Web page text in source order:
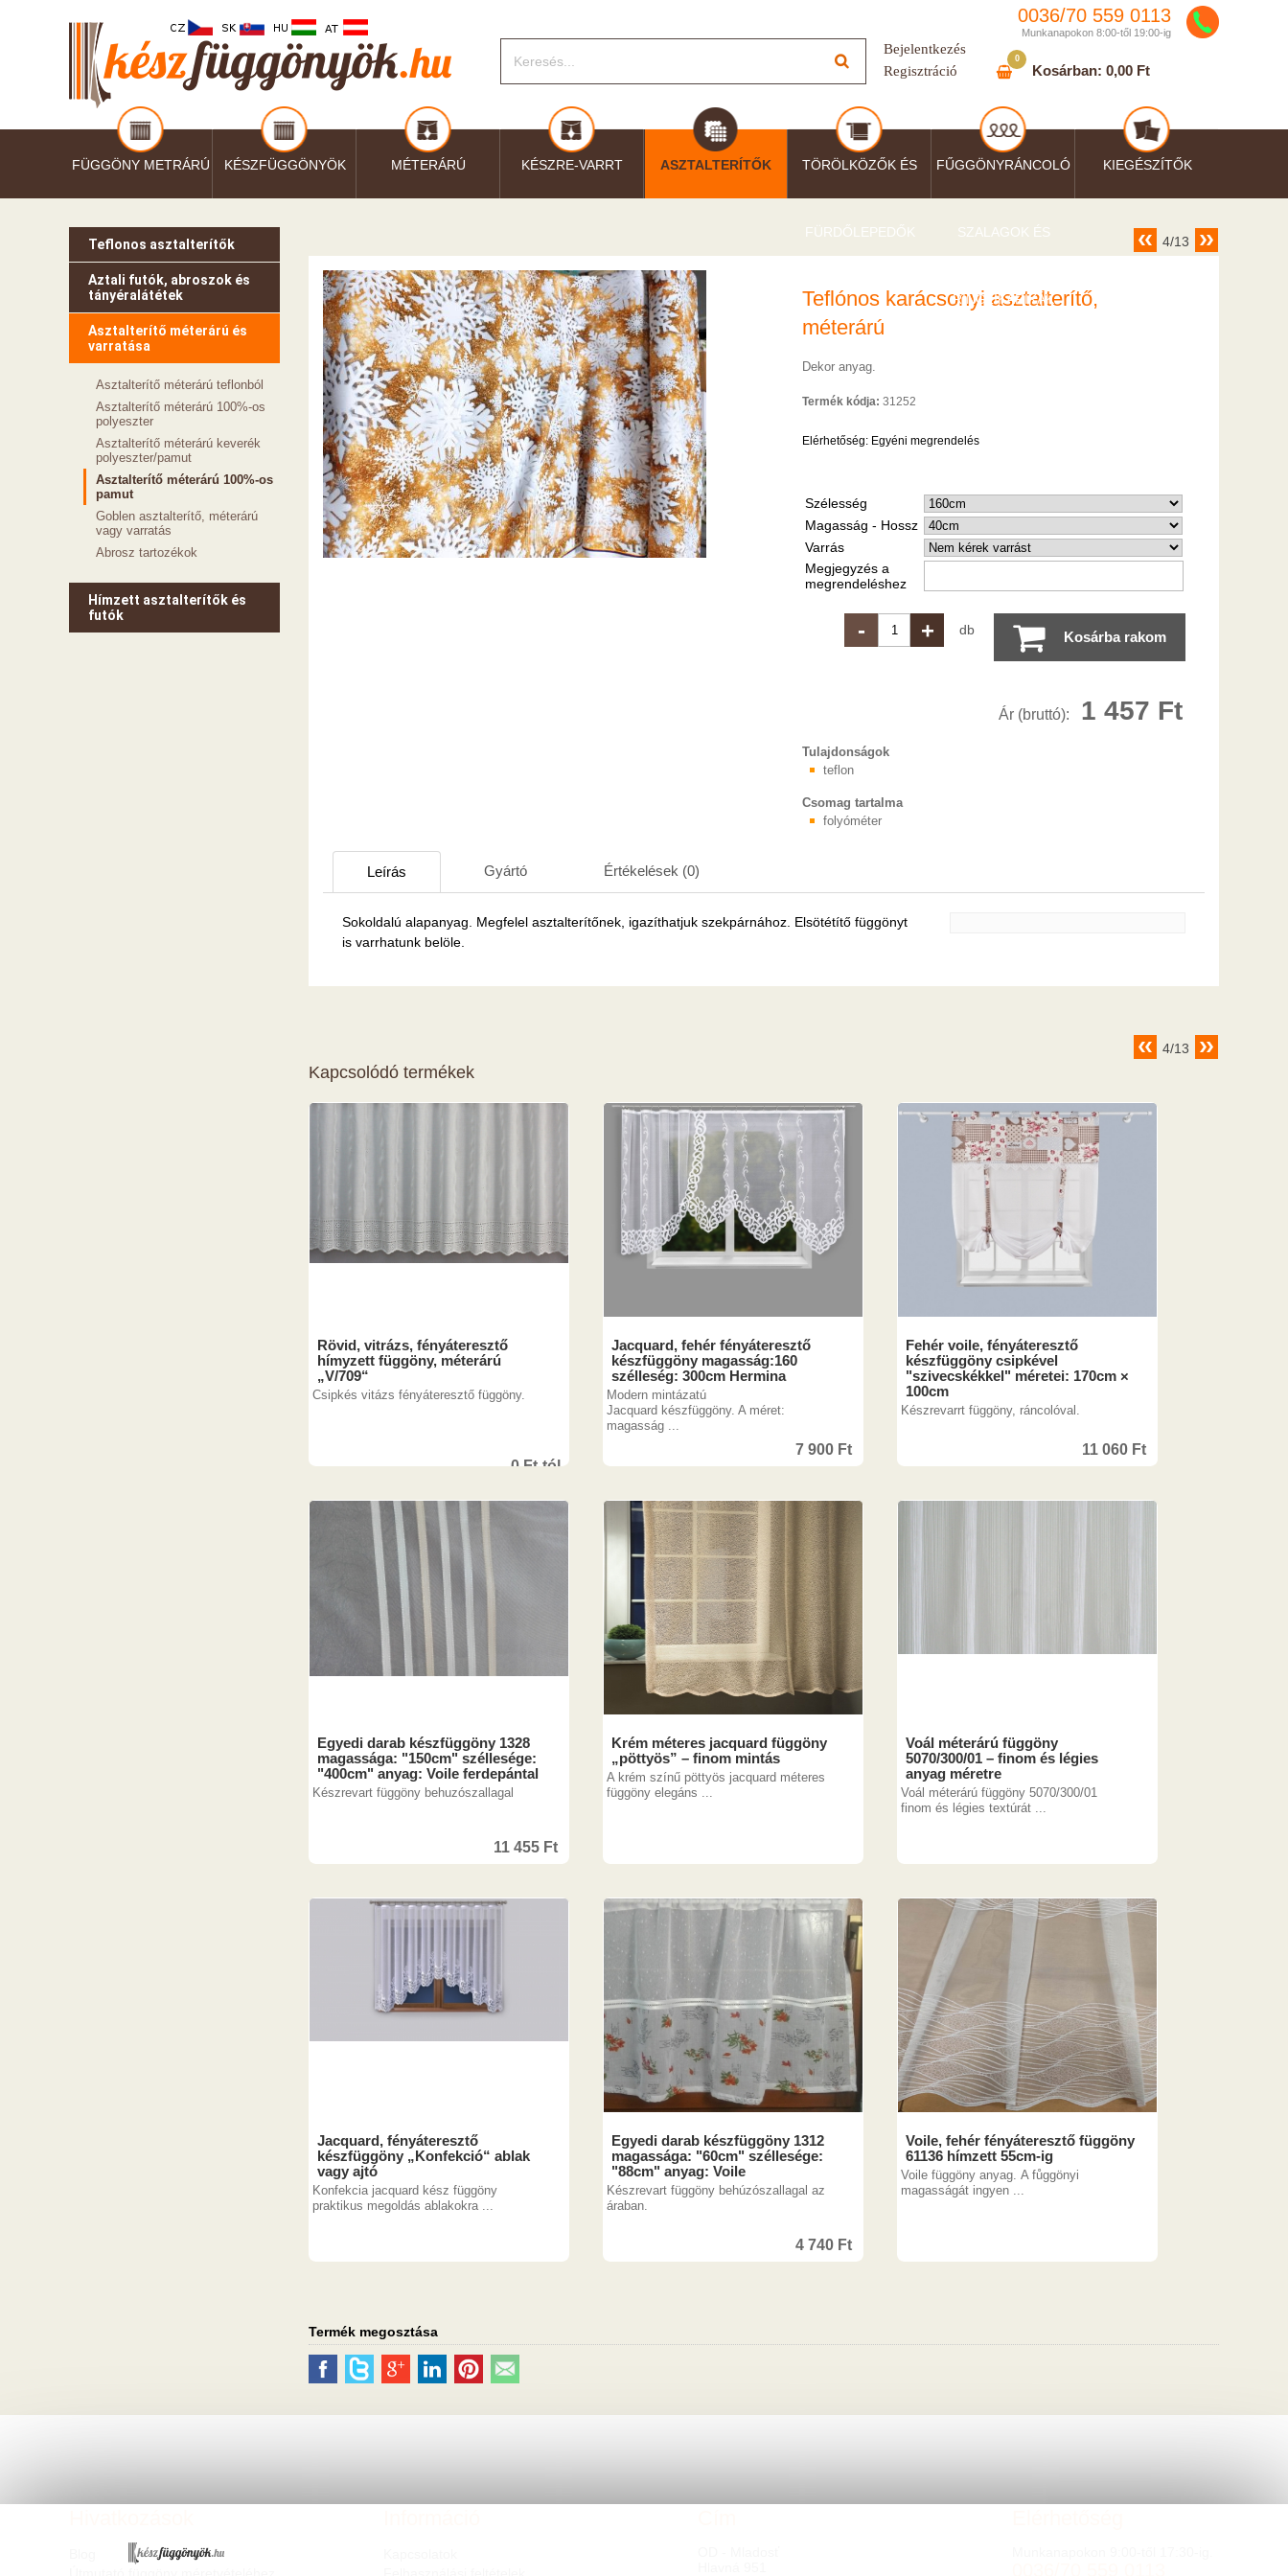
0036/70 559 0113
Munkanapokon 8:00-től 19:00-ig
Bejelentkezés
Regisztráció
Kosárban: 0,00 Ft
0
FÜGGÖNY METRÁRÚ KÉSZFÜGGÖNYÖK MÉTERÁRÚ KÉSZRE-VARRT ASZTALTERÍTŐK TÖRÖLKÖZŐK ÉS
FÜRDŐLEPEDŐK
FŰGGÖNYRÁNCOLÓ
SZALAGOK ÉS
RINGLIKARIKÁK
KIEGÉSZÍTŐK
Teflonos asztalterítők
Aztali futók, abroszok és
tányéralátétek
Asztalterítő méterárú és
varratása
Asztalterítő méterárú teflonból
Asztalterítő méterárú 100%-os
polyeszter
Asztalterítő méterárú keverék
polyeszter/pamut
Asztalterítő méterárú 100%-os
pamut
Goblen asztalterítő, méterárú
vagy varratás
Abrosz tartozékok
Hímzett asztalterítők és
futók
4/13
Teflónos karácsonyi asztalterítő,
méterárú
Dekor anyag.
Termék kódja: 31252
Elérhetőség: Egyéni megrendelés
Szélesség
Magasság - Hossz
Varrás
Megjegyzés a
megrendeléshez
- + db Kosárba rakom
Ár (bruttó): 1 457 Ft
Tulajdonságok
teflon
Csomag tartalma
folyóméter
Leírás Gyártó Értékelések (0)
Sokoldalú alapanyag. Megfelel asztalterítőnek, igazíthatjuk szekpárnához. Elsötétítő függönyt
is varrhatunk belöle.
4/13
Kapcsolódó termékek
Rövid, vitrázs, fényáteresztő
hímyzett függöny, méterárú
„V/709“
Csipkés vitázs fényáteresztő függöny.
0Ft-tól
Jacquard, fehér fényáteresztő
készfüggöny magasság:160
szélleség: 300cm Hermina
Modern mintázatú
Jacquard készfüggöny. A méret:
magasság ...
7 900 Ft
Fehér voile, fényáteresztő
készfüggöny csipkével
"szivecskékkel" méretei: 170cm ×
100cm
Készrevarrt függöny, ráncolóval.
11 060 Ft
Egyedi darab készfüggöny 1328
magassága: "150cm" széllesége:
"400cm" anyag: Voile ferdepántal
Készrevart függöny behuzószallagal
11 455 Ft
Krém méteres jacquard függöny
„pöttyös” – finom mintás
A krém színű pöttyös jacquard méteres
függöny elegáns ...
Voál méterárú függöny
5070/300/01 – finom és légies
anyag méretre
Voál méterárú függöny 5070/300/01
finom és légies textúrát ...
Jacquard, fényáteresztő
készfüggöny „Konfekció“ ablak
vagy ajtó
Konfekcia jacquard kész függöny
praktikus megoldás ablakokra ...
Egyedi darab készfüggöny 1312
magassága: "60cm" széllesége:
"88cm" anyag: Voile
Készrevart függöny behúzószallagal az
áraban.
4 740 Ft
Voile, fehér fényáteresztő függöny
61136 hímzett 55cm-ig
Voile függöny anyag. A fůggönyi
magasságát ingyen ...
Termék megosztása